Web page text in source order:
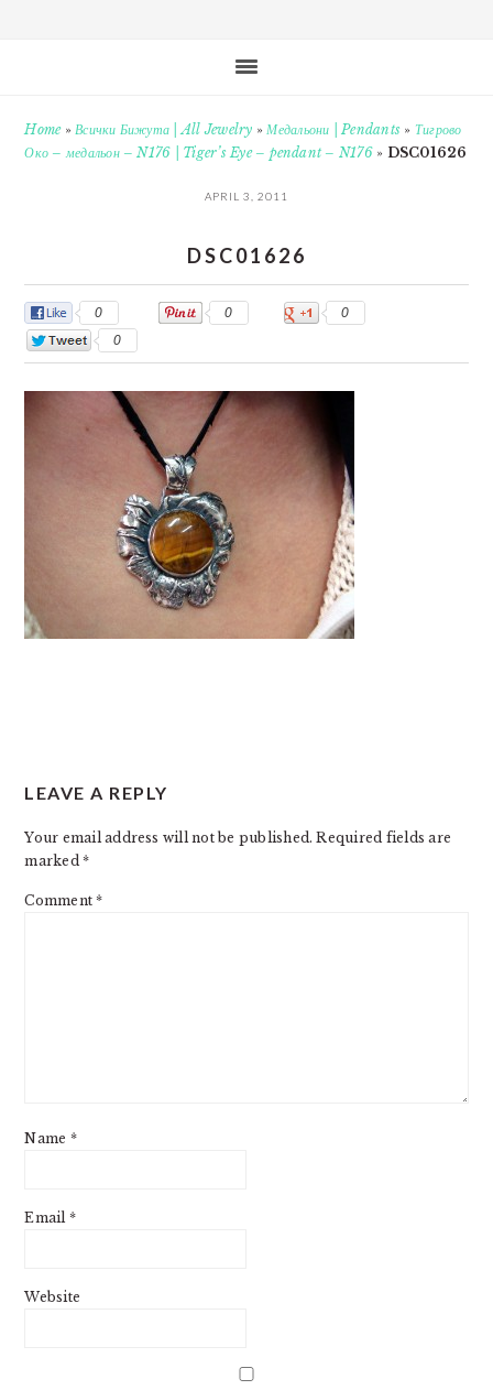
Home»Всички Бижута | All Jewelry »Медальони | Pendants » Тигрово
Око – медальон – N176 | Tiger’s Eye – pendant – N176» DSC01626
APRIL 3, 2011
DSC01626
0 0
0
0
INTERACTIONS
LEAVE A REPLY
Your email address will not be published. Required fields are
marked*
Comment*
Name *
Email *
Website